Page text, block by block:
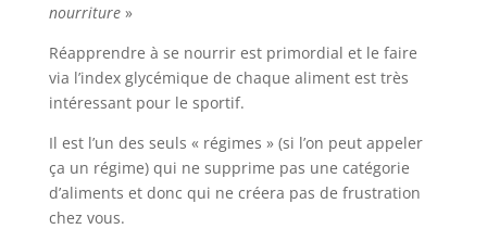
nourriture »
Réapprendre à se nourrir est primordial et le faire
via l’index glycémique de chaque aliment est très
intéressant pour le sportif.
Il est l’un des seuls « régimes » (si l’on peut appeler
ça un régime) qui ne supprime pas une catégorie
d’aliments et donc qui ne créera pas de frustration
chez vous.